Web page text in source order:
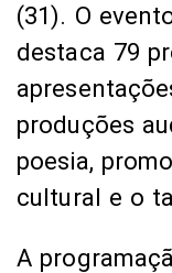
(31). O
destaca 79
produções
poesia,
cultural e o
A